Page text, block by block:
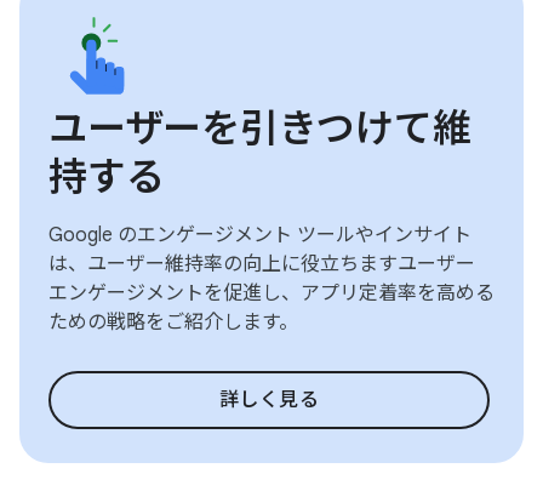
ユーザーを引きつけて維
持する
Google のエンゲージメント ツールやインサイト
は、ユーザー維持率の向上に役立ちますユーザー
エンゲージメントを促進し、アプリ定着率を高める
ための戦略をご紹介します。
詳しく見る